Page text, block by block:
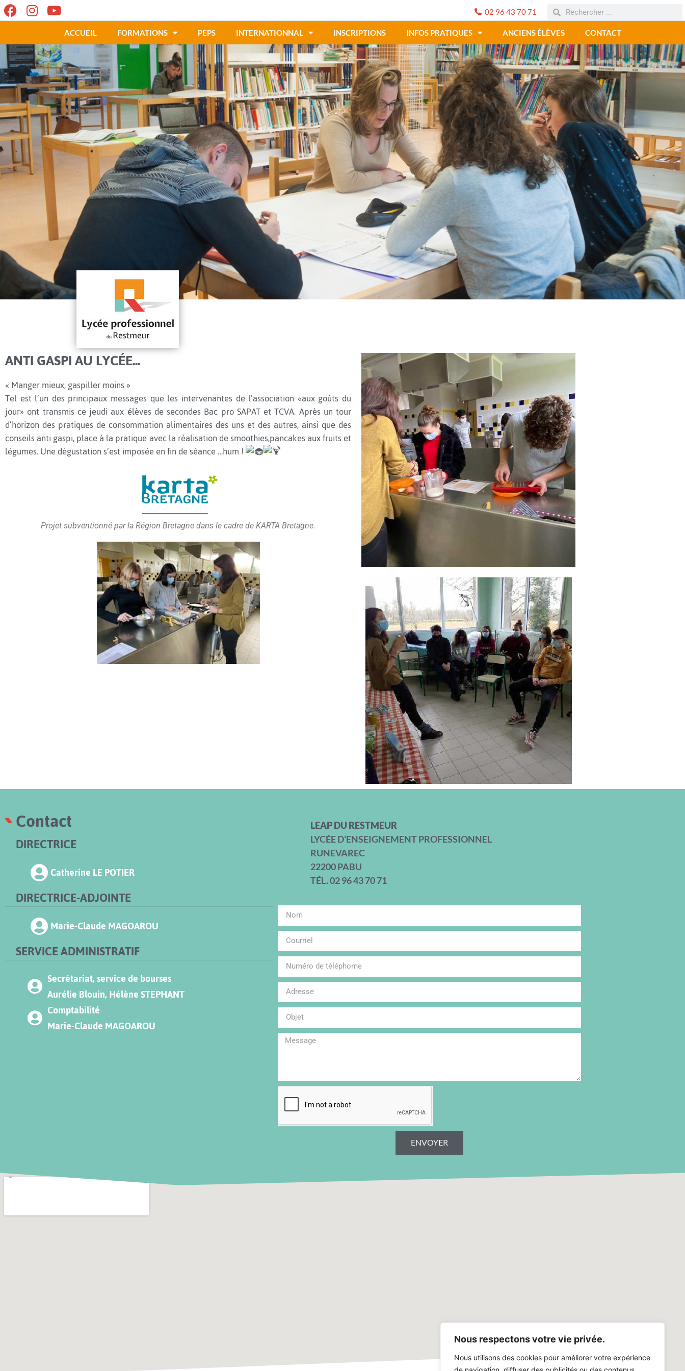
Nous respectons votre vie privée.
Nous utilisons des cookies pour améliorer votre expérience
02 96 43 70 71
ACCUEIL FORMATIONS PEPS INTERNATIONNAL INSCRIPTIONS INFOS PRATIQUES ANCIENS ÉLÈVES CONTACT
ANTI GASPI AU LYCÉE...
« Manger mieux, gaspiller moins »
Tel est l’un des principaux messages que les intervenantes de l’association «aux goûts du
jour» ont transmis ce jeudi aux élèves de secondes Bac pro SAPAT et TCVA. Après un tour
d’horizon des pratiques de consommation alimentaires des uns et des autres, ainsi que des
conseils anti gaspi, place à la pratique avec la réalisation de smoothies,pancakes aux fruits et
légumes. Une dégustation s’est imposée en fin de séance …hum !
Projet subventionné par la Région Bretagne dans le cadre de KARTA Bretagne.
Contact
DIRECTRICE
Catherine LE POTIER
DIRECTRICE-ADJOINTE
Marie-Claude MAGOAROU
SERVICE ADMINISTRATIF
Secrétariat, service de bourses
Aurélie Blouin, Hélène STEPHANT
Comptabilité
Marie-Claude MAGOAROU
LEAP DU RESTMEUR
LYCÉE D’ENSEIGNEMENT PROFESSIONNEL
RUNEVAREC
22200 PABU
TÉL. 02 96 43 70 71
ENVOYER